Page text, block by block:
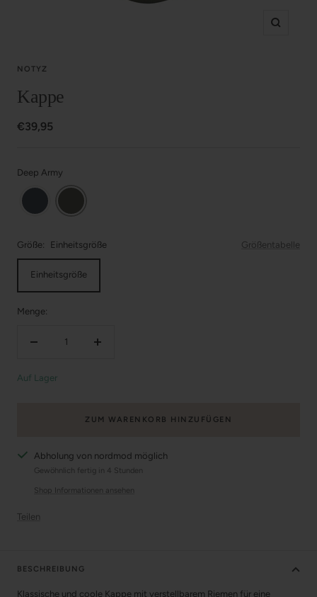
Zoom
NOTYZ
Kappe
Angebotspreis
€39,95
Deep Army
Größe: Einheitsgröße Größentabelle
Einheitsgröße
Menge:
Menge
Auf Lager
ZUM WARENKORB HINZUFÜGEN
Abholung von nordmod möglich
Gewöhnlich fertig in 4 Stunden
Shop Informationen ansehen
Teilen
BESCHREIBUNG
Klassische und coole Kappe mit verstellbarem Riemen für eine